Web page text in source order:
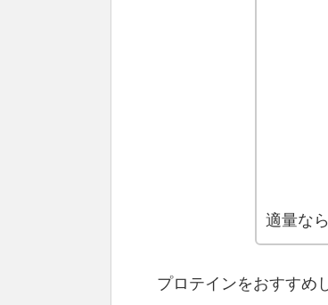
適量な
プロテインをおすすめ